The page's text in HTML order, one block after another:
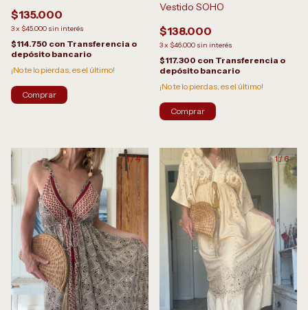
$135.000
3x $45.000 sin interés
$114.750 con Transferencia o
depósito bancario
¡No te lo pierdas, es el último!
Vestido SOHO
$138.000
3x $46.000 sin interés
$117.300 con Transferencia o
depósito bancario
¡No te lo pierdas, es el último!
Comprar
1/4 1/6